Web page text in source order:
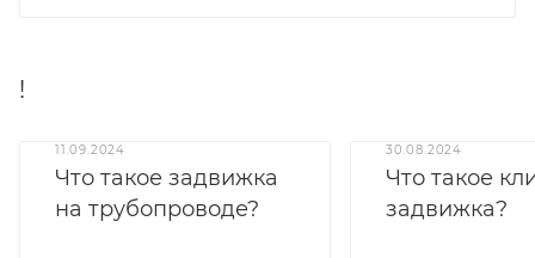
!
11.09.2024
Что такое задвижка
на трубопроводе?
30.08.2024
Что такое
задвижка?